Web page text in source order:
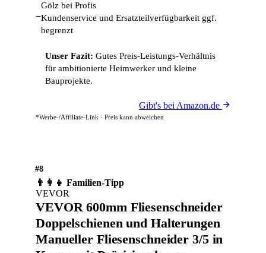
Gölz bei Profis
−Kundenservice und Ersatzteilverfügbarkeit ggf.
begrenzt
Unser Fazit: Gutes Preis-Leistungs-Verhältnis
für ambitionierte Heimwerker und kleine
Bauprojekte.
Gibt's bei Amazon.de
*Werbe-/Affiliate-Link · Preis kann abweichen
#8
👨‍👩‍👧 Familien-Tipp
VEVOR
VEVOR 600mm Fliesenschneider
Doppelschienen und Halterungen
Manueller Fliesenschneider 3/5 in